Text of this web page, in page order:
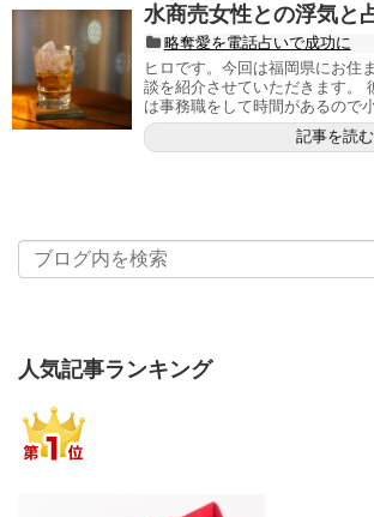
水商売女性との浮気と
略奪愛を電話占いで成功に
ヒロです。今回は福岡県にお住
談を紹介させていただきます。
は事務職をして時間があるので
記事を読む
人気記事ランキング